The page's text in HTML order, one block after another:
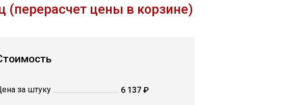
(перерасчет цены в корзине)
за штуку 6 137 ₽